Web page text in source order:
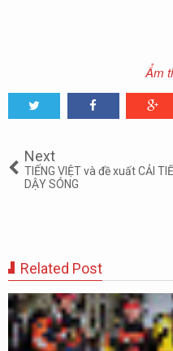
Ẩm
Next
TIẾNG VIỆT và đề xuất CẢI
DẬY SÓNG
Related Post